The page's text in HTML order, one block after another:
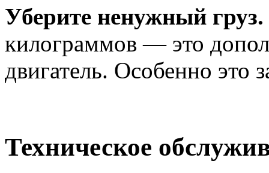
Уберите ненужный груз.
килограммов — это
двигатель. Особенно это
Техническое